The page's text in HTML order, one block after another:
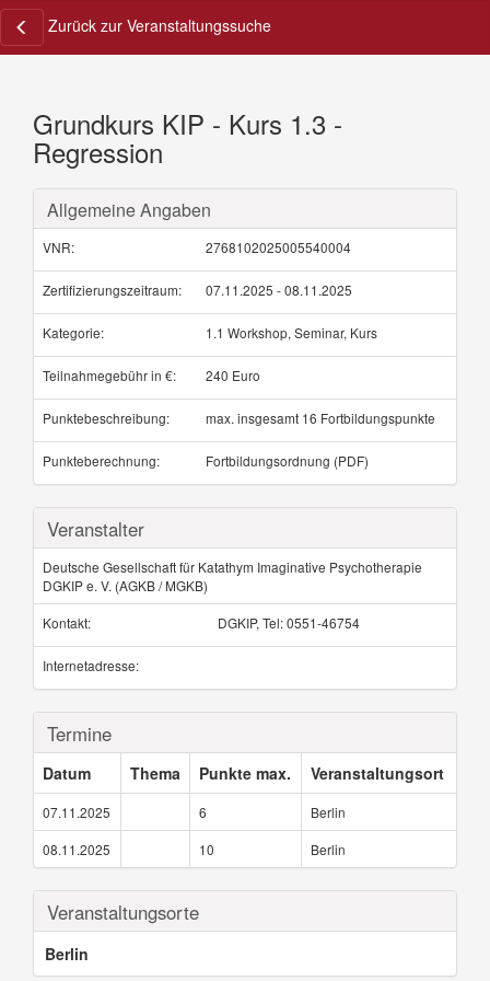
Zurück zur Veranstaltungssuche
Grundkurs KIP - Kurs 1.3 -
Regression
Allgemeine Angaben
VNR: 2768102025005540004
Zertifizierungszeitraum: 07.11.2025 - 08.11.2025
Kategorie: 1.1 Workshop, Seminar, Kurs
Teilnahmegebühr in €: 240 Euro
Punktebeschreibung: max. insgesamt 16 Fortbildungspunkte
Punkteberechnung: Fortbildungsordnung (PDF)
Veranstalter
Deutsche Gesellschaft für Katathym Imaginative Psychotherapie
DGKIP e. V. (AGKB / MGKB)
Kontakt:
DGKIP, Tel: 0551-46754
Internetadresse:
Termine
Datum Thema Punkte max. Veranstaltungsort
07.11.2025 6
Berlin
08.11.2025
10 Berlin
Veranstaltungsorte
Berlin